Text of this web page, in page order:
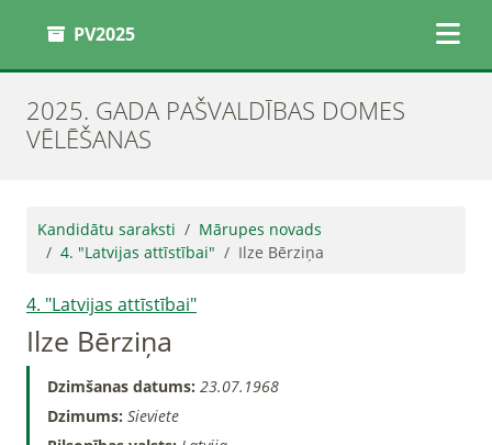
PV2025
2025. GADA PAŠVALDĪBAS DOMES
VĒLĒŠANAS
Kandidātu saraksti
Mārupes novads
4. "Latvijas attīstībai"
Ilze Bērziņa
4. "Latvijas attīstībai"
Ilze Bērziņa
Dzimšanas datums: 23.07.1968
Dzimums: Sieviete